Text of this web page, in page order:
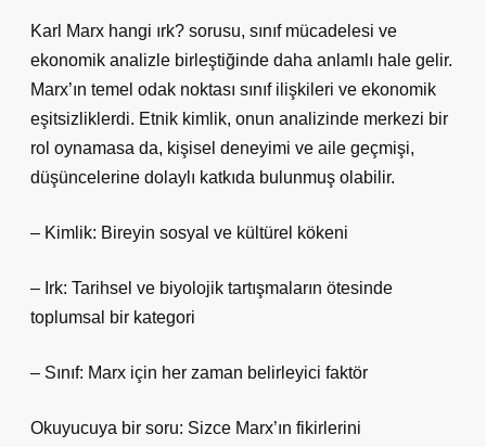
Karl Marx hangi ırk? sorusu, sınıf mücadelesi ve
ekonomik analizle birleştiğinde daha anlamlı hale gelir.
Marx’ın temel odak noktası sınıf ilişkileri ve ekonomik
eşitsizliklerdi. Etnik kimlik, onun analizinde merkezi bir
rol oynamasa da, kişisel deneyimi ve aile geçmişi,
düşüncelerine dolaylı katkıda bulunmuş olabilir.
– Kimlik: Bireyin sosyal ve kültürel kökeni
– Irk: Tarihsel ve biyolojik tartışmaların ötesinde
toplumsal bir kategori
– Sınıf: Marx için her zaman belirleyici faktör
Okuyucuya bir soru: Sizce Marx’ın fikirlerini